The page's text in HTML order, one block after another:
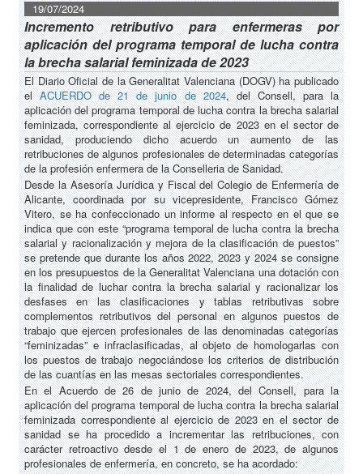
19/07/2024
Incremento retributivo para enfermeras por
aplicación del programa temporal de lucha contra
la brecha salarial feminizada de 2023
El Diario Oficial de la Generalitat Valenciana (DOGV) ha publicado
elACUERDO de 21 de junio de 2024, del Consell, para la
aplicación del programa temporal de lucha contra la brecha salarial
feminizada, correspondiente al ejercicio de 2023 en el sector de
sanidad, produciendo dicho acuerdo un aumento de las
retribuciones de algunos profesionales de determinadas categorías
de la profesión enfermera de la Conselleria de Sanidad.
Desde la Asesoría Jurídica y Fiscal del Colegio de Enfermería de
Alicante, coordinada por su vicepresidente, Francisco Gómez
Vitero, se ha confeccionado un informe al respecto en el que se
indica que con este “programa temporal de lucha contra la brecha
salarial y racionalización y mejora de la clasificación de puestos”
se pretende que durante los años 2022, 2023 y 2024 se consigne
en los presupuestos de la Generalitat Valenciana una dotación con
la finalidad de luchar contra la brecha salarial y racionalizar los
desfases en las clasificaciones y tablas retributivas sobre
complementos retributivos del personal en algunos puestos de
trabajo que ejercen profesionales de las denominadas categorías
“feminizadas” e infraclasificadas, al objeto de homologarlas con
los puestos de trabajo negociándose los criterios de distribución
de las cuantías en las mesas sectoriales correspondientes.
En el Acuerdo de 26 de junio de 2024, del Consell, para la
aplicación del programa temporal de lucha contra la brecha salarial
feminizada correspondiente al ejercicio de 2023 en el sector de
sanidad se ha procedido a incrementar las retribuciones, con
carácter retroactivo desde el 1 de enero de 2023, de algunos
profesionales de enfermería, en concreto, se ha acordado: